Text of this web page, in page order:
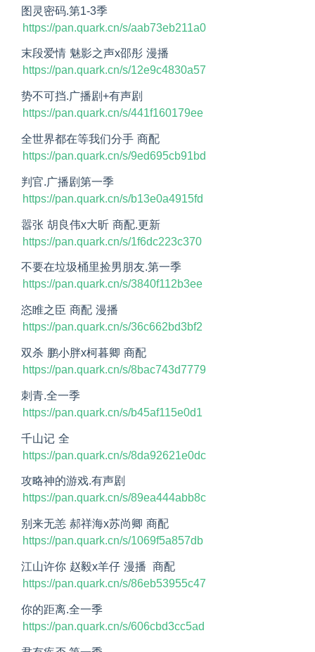
图灵密码.第1-3季
https://pan.quark.cn/s/aab73eb211a0
末段爱情 魅影之声x邵彤 漫播
https://pan.quark.cn/s/12e9c4830a57
势不可挡.广播剧+有声剧
https://pan.quark.cn/s/441f160179ee
全世界都在等我们分手 商配
https://pan.quark.cn/s/9ed695cb91bd
判官.广播剧第一季
https://pan.quark.cn/s/b13e0a4915fd
嚣张 胡良伟x大昕 商配.更新
https://pan.quark.cn/s/1f6dc223c370
不要在垃圾桶里捡男朋友.第一季
https://pan.quark.cn/s/3840f112b3ee
恣睢之臣 商配 漫播
https://pan.quark.cn/s/36c662bd3bf2
双杀 鹏小胖x柯暮卿 商配
https://pan.quark.cn/s/8bac743d7779
刺青.全一季
https://pan.quark.cn/s/b45af115e0d1
千山记 全
https://pan.quark.cn/s/8da92621e0dc
攻略神的游戏.有声剧
https://pan.quark.cn/s/89ea444abb8c
别来无恙 郝祥海x苏尚卿 商配
https://pan.quark.cn/s/1069f5a857db
江山许你 赵毅x羊仔 漫播  商配
https://pan.quark.cn/s/86eb53955c47
你的距离.全一季
https://pan.quark.cn/s/606cbd3cc5ad